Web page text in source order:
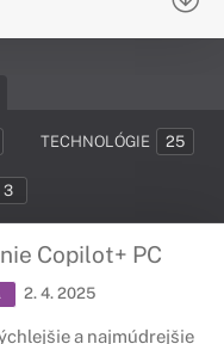
TECHNOLÓGIE 25
3
Copilot+ PC
2. 4. 2025
a najmúdrejšie